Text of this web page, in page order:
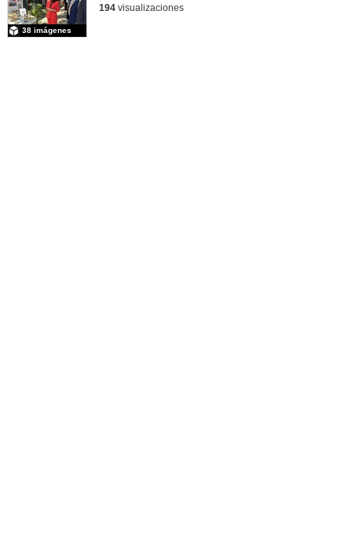
38 imágenes
194visualizaciones